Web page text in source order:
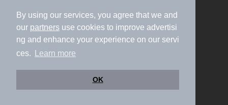
By using our services, you agree that we and
our partners use cookies to improve advertisi
ng and enhance your experience on our servi
ces.
Learn more
OK
加盟店募集（資料請求）
広告出稿のご案内
利用規約
ライフスタイルMEMBERS+規約
特定商取引法に基づく表記
ヘルプ
採用情報
運営会社